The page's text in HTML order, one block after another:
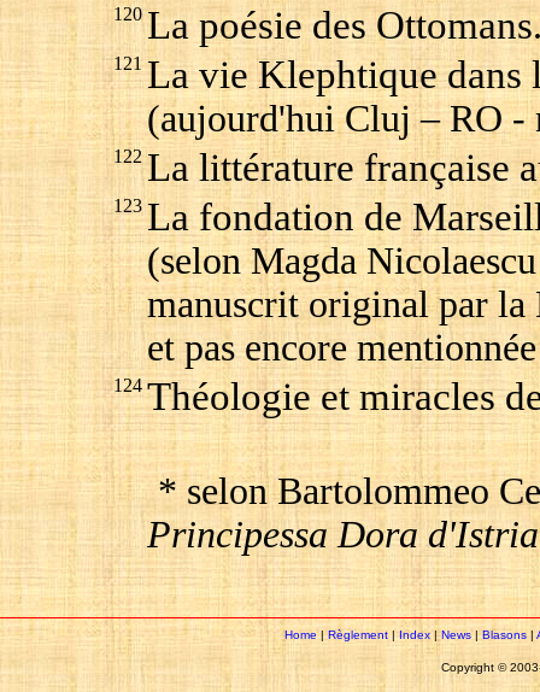
120 La poésie des Ottomans
121 La vie Klephtique dans
(aujourd'hui Cluj – RO -
122 La littérature française
123 La fondation de
(selon Magda
manuscrit original par la
et pas encore
124 Théologie et miracles
* selon Bartolommeo
Principessa Dora d'Istria
Home|Règlement|Index|News|Blasons|
Copyright ©